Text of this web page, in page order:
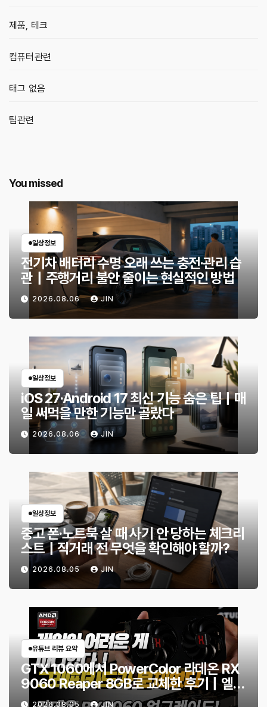
제품, 테크
컴퓨터관련
태그 없음
팁관련
You missed
일상정보
전기차 배터리 수명 오래 쓰는 충전·관리 습
관｜주행거리 불안 줄이는 현실적인 방법
2026.08.06 JIN
일상정보
iOS 27·Android 17 최신 기능 숨은 팁｜매
일 써먹을 만한 기능만 골랐다
2026.08.06 JIN
일상정보
중고 폰·노트북 살 때 사기 안 당하는 체크리
스트｜직거래 전 무엇을 확인해야 할까?
2026.08.05 JIN
유튜브 리뷰 요약
GTX 1060에서 PowerColor 라데온 RX
9060 Reaper 8GB로 교체한 후기｜엘든
링·몬스터 헌터 와일즈 체감 변화
2026.08.05 JIN